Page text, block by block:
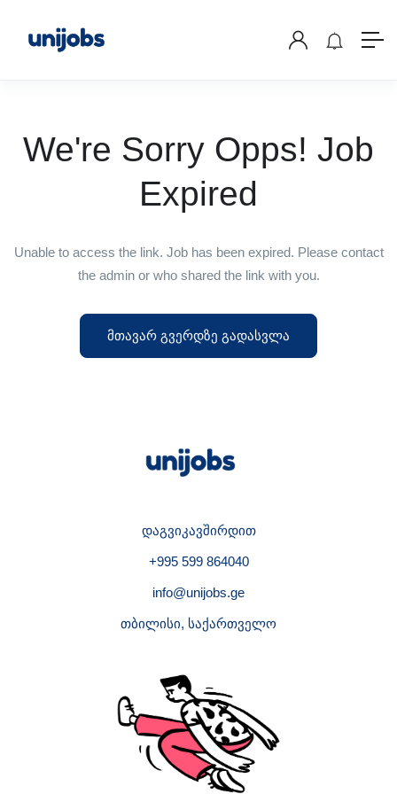
We're Sorry Opps! Job
Expired
Unable to access the link. Job has been expired. Please contact
the admin or who shared the link with you.
მთავარ გვერდზე გადასვლა
დაგვიკავშირდით
+995 599 864040
info@unijobs.ge
თბილისი, საქართველო